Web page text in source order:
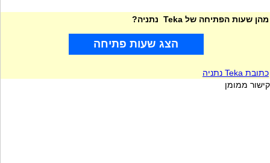
מהן שעות הפתיחה של Teka נתניה?
הצג שעות פתיחה
כתובת Teka נתניה
קישור ממומן